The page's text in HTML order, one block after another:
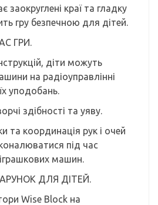
заокруглені краї та гладку
гру безпечною для дітей.
ГРИ.
діти можуть
на радіоуправлінні
уподобань.
здібності та уяву.
та координація рук і очей
під час
машин.
ДЛЯ ДІТЕЙ.
Wise Block на